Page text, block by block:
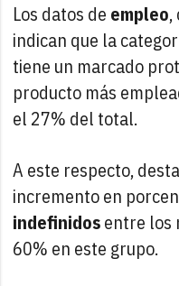
Los datos de empleo,
indican que la
tiene un marcado
producto más
el 27% del total.
A este respecto,
incremento en
indefinidosentre los
60% en este grupo.